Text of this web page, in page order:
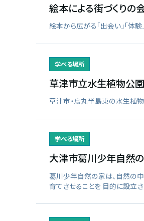
絵本による街づくりの
絵本から広がる「出会い」「体験
学べる場所
草津市立水生植物公
草津市・烏丸半島東の水生植物
学べる場所
大津市葛川少年自然
葛川少年自然の家は、自然の中
育てさせることを 目的に設立